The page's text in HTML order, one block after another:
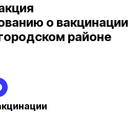
о вакцинации
районе